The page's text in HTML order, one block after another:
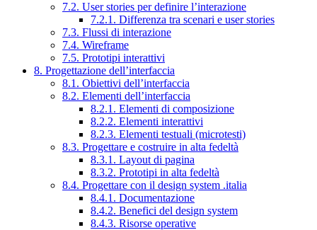
7.2. User stories per definire l’interazione
7.2.1. Differenza tra scenari e user stories
7.3. Flussi di interazione
7.4. Wireframe
7.5. Prototipi interattivi
8. Progettazione dell’interfaccia
8.1. Obiettivi dell’interfaccia
8.2. Elementi dell’interfaccia
8.2.1. Elementi di composizione
8.2.2. Elementi interattivi
8.2.3. Elementi testuali (microtesti)
8.3. Progettare e costruire in alta fedeltà
8.3.1. Layout di pagina
8.3.2. Prototipi in alta fedeltà
8.4. Progettare con il design system .italia
8.4.1. Documentazione
8.4.2. Benefici del design system
8.4.3. Risorse operative